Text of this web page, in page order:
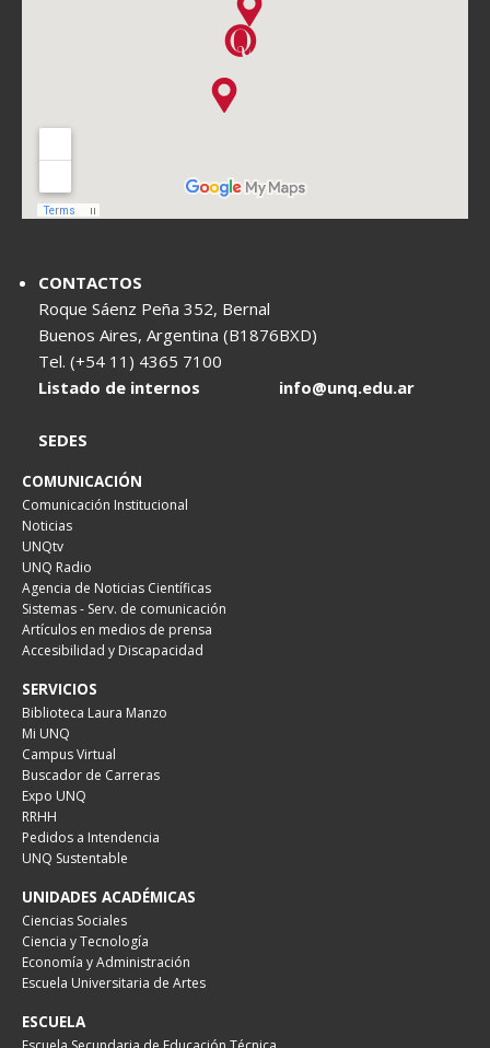
CONTACTOS
Roque Sáenz Peña 352, Bernal
Buenos Aires, Argentina (B1876BXD)
Tel. (+54 11) 4365 7100
Listado de internos
info@unq.edu.ar
SEDES
COMUNICACIÓN
Comunicación Institucional
Noticias
UNQtv
UNQ Radio
Agencia de Noticias Científicas
Sistemas - Serv. de comunicación
Artículos en medios de prensa
Accesibilidad y Discapacidad
SERVICIOS
Biblioteca Laura Manzo
Mi UNQ
Campus Virtual
Buscador de Carreras
Expo UNQ
RRHH
Pedidos a Intendencia
UNQ Sustentable
UNIDADES ACADÉMICAS
Ciencias Sociales
Ciencia y Tecnología
Economía y Administración
Escuela Universitaria de Artes
ESCUELA